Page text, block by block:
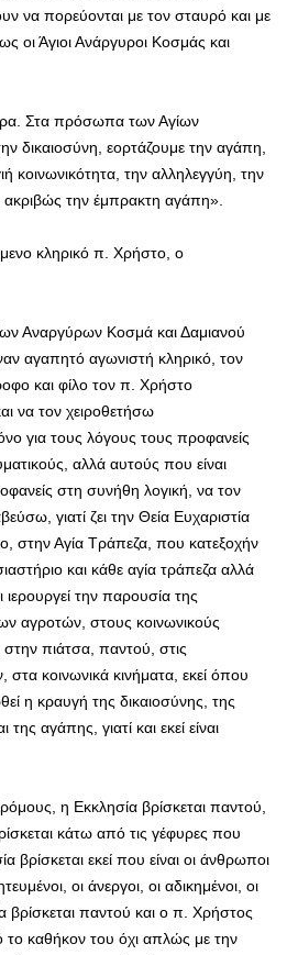
να πορεύονται με τον σταυρό και με
οι Άγιοι Ανάργυροι Κοσμάς και
Στα πρόσωπα των Αγίων
δικαιοσύνη, εορτάζουμε την αγάπη,
κοινωνικότητα, την αλληλεγγύη, την
την έμπρακτη αγάπη».
κληρικό π. Χρήστο, ο
Αναργύρων Κοσμά και Δαμιανού
αγαπητό αγωνιστή κληρικό, τον
και φίλο τον π. Χρήστο
να τον χειροθετήσω
για τους λόγους τους προφανείς
αλλά αυτούς που είναι
στη συνήθη λογική, να τον
γιατί ζει την Θεία Ευχαριστία
στην Αγία Τράπεζα, που κατεξοχήν
και κάθε αγία τράπεζα αλλά
ιερουργεί την παρουσία της
αγροτών, στους κοινωνικούς
πιάτσα, παντού, στις
στα κοινωνικά κινήματα, εκεί όπου
η κραυγή της δικαιοσύνης, της
της αγάπης, γιατί και εκεί είναι
η Εκκλησία βρίσκεται παντού,
κάτω από τις γέφυρες που
βρίσκεται εκεί που είναι οι άνθρωποι
οι άνεργοι, οι αδικημένοι, οι
βρίσκεται παντού και ο π. Χρήστος
το καθήκον του όχι απλώς με την